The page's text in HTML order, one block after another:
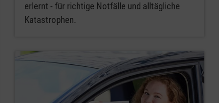
erlernt - für richtige Notfälle und alltägliche
Katastrophen.